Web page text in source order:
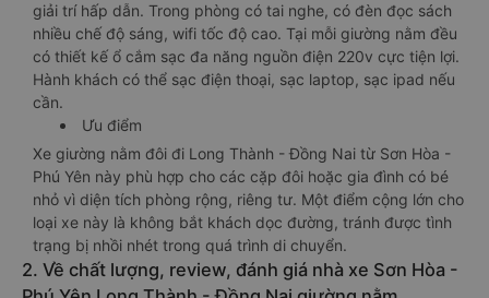
giải trí hấp dẫn. Trong phòng có tai nghe, có đèn đọc sách
nhiều chế độ sáng, wifi tốc độ cao. Tại mỗi giường nằm đều
có thiết kế ổ cắm sạc đa năng nguồn điện 220v cực tiện lợi.
Hành khách có thể sạc điện thoại, sạc laptop, sạc ipad nếu
cần.
Ưu điểm
Xe giường nằm đôi đi Long Thành - Đồng Nai từ Sơn Hòa -
Phú Yên này phù hợp cho các cặp đôi hoặc gia đình có bé
nhỏ vì diện tích phòng rộng, riêng tư. Một điểm cộng lớn cho
loại xe này là không bắt khách dọc đường, tránh được tình
trạng bị nhồi nhét trong quá trình di chuyển.
2. Về chất lượng, review, đánh giá nhà xe Sơn Hòa -